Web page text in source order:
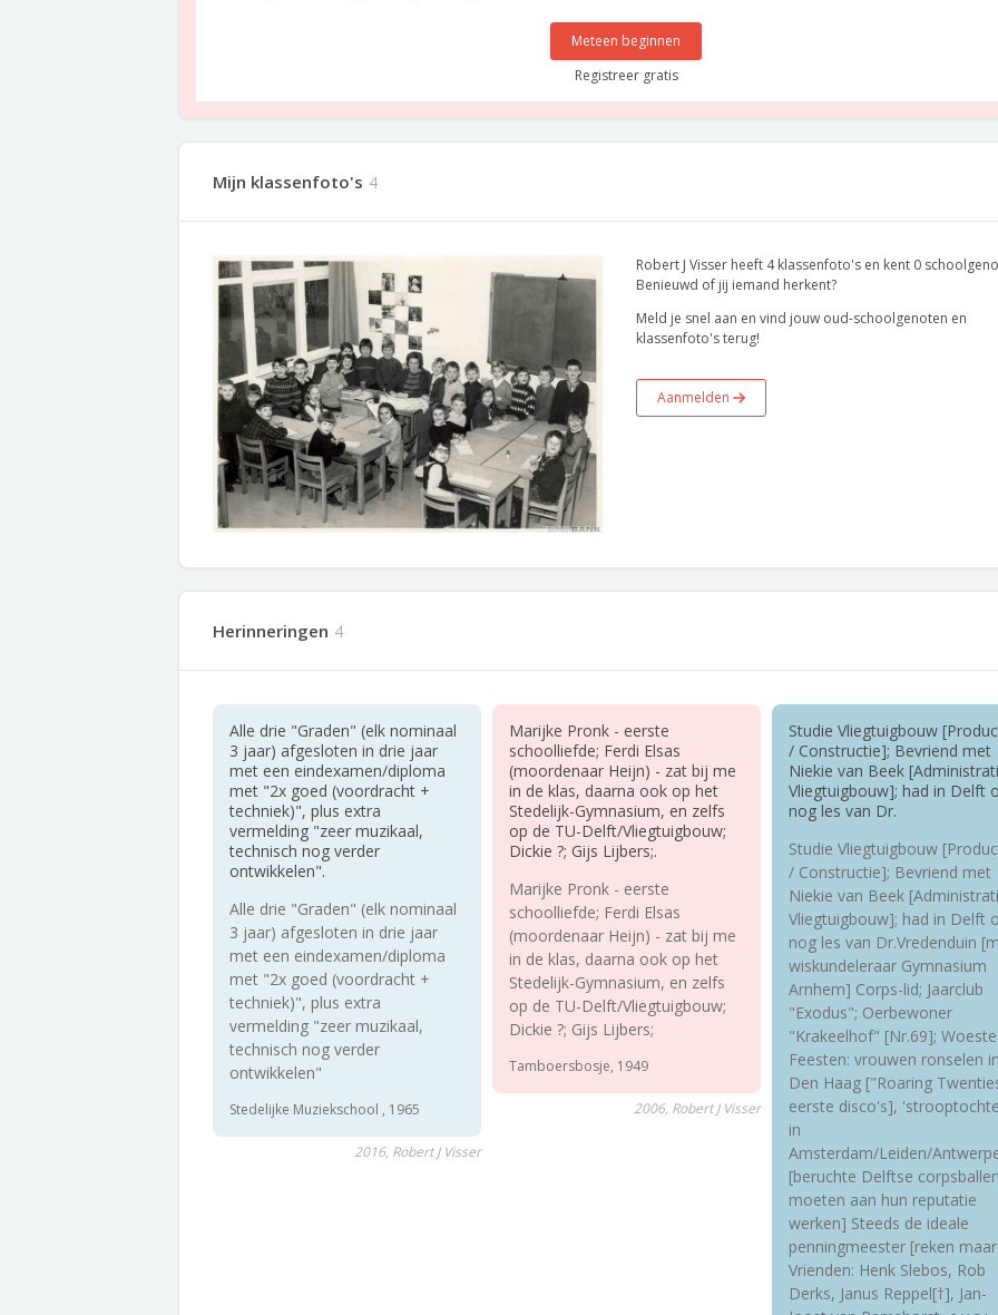
Meteen beginnen
Registreer gratis
Mijn klassenfoto's 4
Robert J Visser heeft 4 klassenfoto's en kent 0
Benieuwd of jij iemand herkent?
Meld je snel aan en vind jouw oud-schoolgenoten en
klassenfoto's terug!
Aanmelden
Herinneringen 4
Alle drie "Graden" (elk nominaal
3 jaar) afgesloten in drie jaar
met een eindexamen/diploma
met "2x goed (voordracht +
techniek)", plus extra
vermelding "zeer muzikaal,
technisch nog verder
ontwikkelen".
Alle drie "Graden" (elk nominaal
3 jaar) afgesloten in drie jaar
met een eindexamen/diploma
met "2x goed (voordracht +
techniek)", plus extra
vermelding "zeer muzikaal,
technisch nog verder
ontwikkelen"
Stedelijke Muziekschool , 1965
2016, Robert J Visser
Marijke Pronk - eerste
schoolliefde; Ferdi Elsas
(moordenaar Heijn) - zat bij me
in de klas, daarna ook op het
Stedelijk-Gymnasium, en zelfs
op de TU-Delft/Vliegtuigbouw;
Dickie ?; Gijs Lijbers;.
Marijke Pronk - eerste
schoolliefde; Ferdi Elsas
(moordenaar Heijn) - zat bij me
in de klas, daarna ook op het
Stedelijk-Gymnasium, en zelfs
op de TU-Delft/Vliegtuigbouw;
Dickie ?; Gijs Lijbers;
Tamboersbosje, 1949
2006, Robert J Visser
Studie Vliegtuigbouw
/ Constructie]; Bevriend met
Niekie van Beek
Vliegtuigbouw]; had in Delft
nog les van Dr.
Studie Vliegtuigbouw
/ Constructie]; Bevriend met
Niekie van Beek
Vliegtuigbouw]; had in Delft
nog les van Dr.Vredenduin
wiskundeleraar Gymnasium
Arnhem] Corps-lid; Jaarclub
"Exodus"; Oerbewoner
"Krakeelhof" [Nr.69]; Woeste
Feesten: vrouwen ronselen
Den Haag ["Roaring
eerste disco's],
in
Amsterdam/Leiden/
[beruchte Delftse
moeten aan hun reputatie
werken] Steeds de ideale
penningmeester [reken
Vrienden: Henk Slebos, Rob
Derks, Janus Reppel[†], Jan-